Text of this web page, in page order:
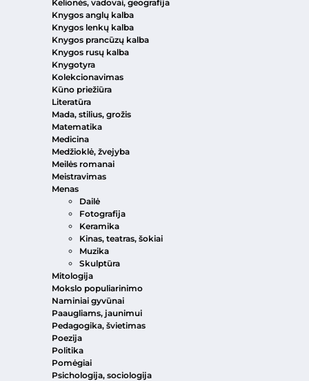
Kelionės, vadovai, geografija
Knygos anglų kalba
Knygos lenkų kalba
Knygos prancūzų kalba
Knygos rusų kalba
Knygotyra
Kolekcionavimas
Kūno priežiūra
Literatūra
Mada, stilius, grožis
Matematika
Medicina
Medžioklė, žvejyba
Meilės romanai
Meistravimas
Menas
Dailė
Fotografija
Keramika
Kinas, teatras, šokiai
Muzika
Skulptūra
Mitologija
Mokslo populiarinimo
Naminiai gyvūnai
Paaugliams, jaunimui
Pedagogika, švietimas
Poezija
Politika
Pomėgiai
Psichologija, sociologija